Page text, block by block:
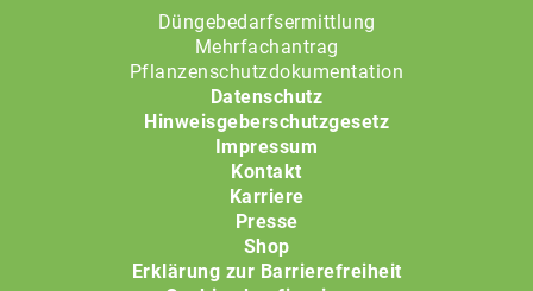
Düngebedarfsermittlung
Mehrfachantrag
Pflanzenschutzdokumentation
Datenschutz
Hinweisgeberschutzgesetz
Impressum
Kontakt
Karriere
Presse
Shop
Erklärung zur Barrierefreiheit